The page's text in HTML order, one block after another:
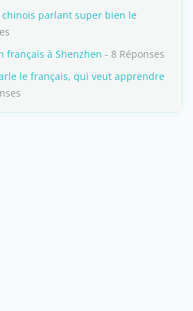
parlant super bien le
français à Shenzhen - 8 Réponses
le français, qui veut apprendre